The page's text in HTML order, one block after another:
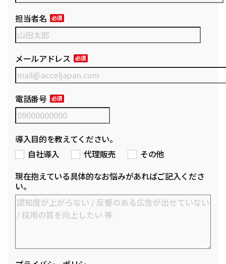
担当者名
メールアドレス
電話番号
導入目的を教えてください。
自社導入
代理販売
その他
現在抱えている具体的なお悩みがあればご記入くださ
い。